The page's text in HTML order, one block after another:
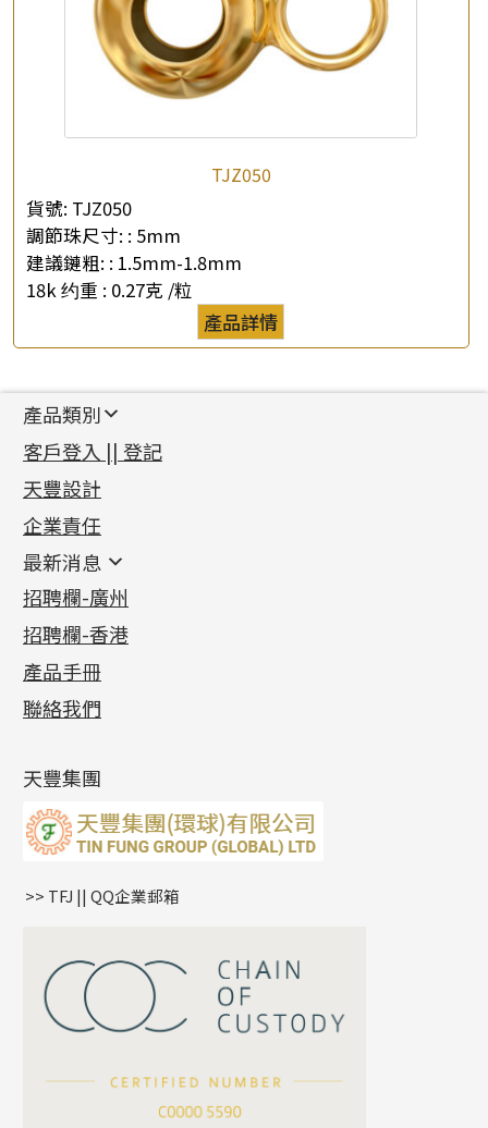
TJZ050
貨號: TJZ050
調節珠尺寸: : 5mm
建議鏈粗: : 1.5mm-1.8mm
18k 约重 : 0.27克 /粒
產品詳情
公司名稱
產品類別
新產品
足金系列
足金配件
機織鏈系列
珠仔鏈
镶口链
管狀網鏈
十字車花鏈系列
十字閃O鏈系列
十字錘打鏈系列
側身車花鏈系列
側身鏈系列
雙十字鏈系列
水波鏈系列
蛇骨鏈系列
鏈尾系列
嘴唇鏈系列
S車花鏈系列
珍珠鏈系列
坦克鏈系列
滿天星鏈系列
方假繩鏈系列
首飾配件
耳環類配件
卷迫系列
螺絲迫系列
梅花迫系列
平臺迫系列
綫拍系列
美拍系列
耳環扣系列
耳綫/耳鈎系列
耳環爪頭
耳環
鏈類配件
動感車花吊墜
調節珠系列
生圈扣系列
龍蝦扣系列
鴨俐制系列
字母吊墜
相盒吊墜
項鏈吊墜
生肖吊墜
星座吊墜
珠扣
其他類配件
珠盤系列
袖口鈕系列
焊片及鐳射綫
空心車花管
珠類配件
無孔光身珠
空心光身珠
無孔批花珠
鑲口類
四爪頭系列
六爪頭系列
車花片
動感車花片
鑲口戒指
鑲口手鏈系列
首飾系列
手镯系列
戒指系列
空心耳環
空心车花管首饰链
空心手鐲系列
貴金屬原料
千足金
記憶金屬系列
記憶戒指
拉簧珠珠手鏈
記憶鈦手鐲
客戶登入 || 登記
天豐設計
企業責任
最新消息
最新消息
各項證書(2)
相片集(9)
展覽會資訊
最新產品資訊
招聘欄-廣州
招聘欄-香港
產品手冊
聯絡我們
天豐集團
>> TFJ || QQ企業郵箱